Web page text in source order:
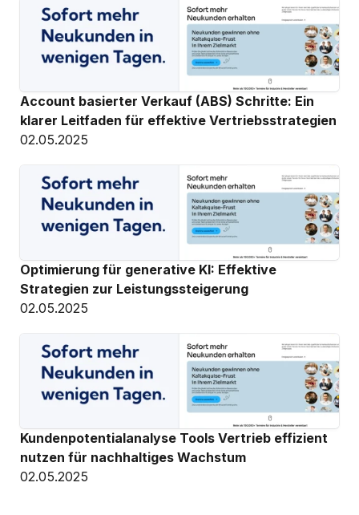
Account basierter Verkauf (ABS) Schritte: Ein
klarer Leitfaden für effektive Vertriebsstrategien
02.05.2025
Optimierung für generative KI: Effektive
Strategien zur Leistungssteigerung
02.05.2025
Kundenpotentialanalyse Tools Vertrieb effizient
nutzen für nachhaltiges Wachstum
02.05.2025